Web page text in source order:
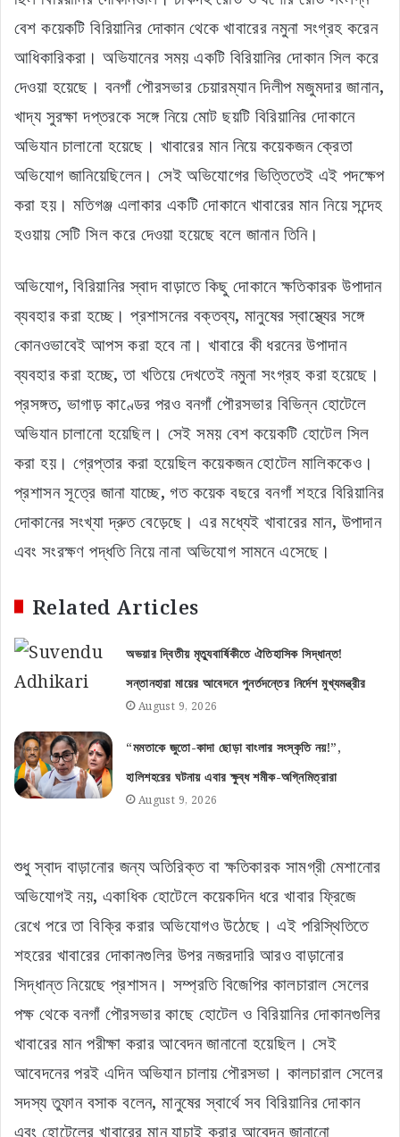
বেশ কয়েকটি বিরিয়ানির দোকান থেকে খাবারের নমুনা সংগ্রহ করেন
আধিকারিকরা। অভিযানের সময় একটি বিরিয়ানির দোকান সিল করে
দেওয়া হয়েছে। বনগাঁ পৌরসভার চেয়ারম্যান দিলীপ মজুমদার জানান,
খাদ্য সুরক্ষা দপ্তরকে সঙ্গে নিয়ে মোট ছয়টি বিরিয়ানির দোকানে
অভিযান চালানো হয়েছে। খাবারের মান নিয়ে কয়েকজন ক্রেতা
অভিযোগ জানিয়েছিলেন। সেই অভিযোগের ভিত্তিতেই এই পদক্ষেপ
করা হয়। মতিগঞ্জ এলাকার একটি দোকানে খাবারের মান নিয়ে সন্দেহ
হওয়ায় সেটি সিল করে দেওয়া হয়েছে বলে জানান তিনি।
অভিযোগ, বিরিয়ানির স্বাদ বাড়াতে কিছু দোকানে ক্ষতিকারক উপাদান
ব্যবহার করা হচ্ছে। প্রশাসনের বক্তব্য, মানুষের স্বাস্থ্যের সঙ্গে
কোনওভাবেই আপস করা হবে না। খাবারে কী ধরনের উপাদান
ব্যবহার করা হচ্ছে, তা খতিয়ে দেখতেই নমুনা সংগ্রহ করা হয়েছে।
প্রসঙ্গত, ভাগাড় কাণ্ডের পরও বনগাঁ পৌরসভার বিভিন্ন হোটেলে
অভিযান চালানো হয়েছিল। সেই সময় বেশ কয়েকটি হোটেল সিল
করা হয়। গ্রেপ্তার করা হয়েছিল কয়েকজন হোটেল মালিককেও।
প্রশাসন সূত্রে জানা যাচ্ছে, গত কয়েক বছরে বনগাঁ শহরে বিরিয়ানির
দোকানের সংখ্যা দ্রুত বেড়েছে। এর মধ্যেই খাবারের মান, উপাদান
এবং সংরক্ষণ পদ্ধতি নিয়ে নানা অভিযোগ সামনে এসেছে।
Related Articles
অভয়ার দ্বিতীয় মৃত্যুবার্ষিকীতে ঐতিহাসিক সিদ্ধান্ত!
সন্তানহারা মায়ের আবেদনে পুনর্তদন্তের নির্দেশ মুখ্যমন্ত্রীর
August 9, 2026
“মমতাকে জুতো-কাদা ছোড়া বাংলার সংস্কৃতি নয়!”,
হালিশহরের ঘটনায় এবার ক্ষুব্ধ শমীক-অগ্নিমিত্রারা
August 9, 2026
শুধু স্বাদ বাড়ানোর জন্য অতিরিক্ত বা ক্ষতিকারক সামগ্রী মেশানোর
অভিযোগই নয়, একাধিক হোটেলে কয়েকদিন ধরে খাবার ফ্রিজে
রেখে পরে তা বিক্রি করার অভিযোগও উঠেছে। এই পরিস্থিতিতে
শহরের খাবারের দোকানগুলির উপর নজরদারি আরও বাড়ানোর
সিদ্ধান্ত নিয়েছে প্রশাসন। সম্প্রতি বিজেপির কালচারাল সেলের
পক্ষ থেকে বনগাঁ পৌরসভার কাছে হোটেল ও বিরিয়ানির দোকানগুলির
খাবারের মান পরীক্ষা করার আবেদন জানানো হয়েছিল। সেই
আবেদনের পরই এদিন অভিযান চালায় পৌরসভা। কালচারাল সেলের
সদস্য তুফান বসাক বলেন, মানুষের স্বার্থে সব বিরিয়ানির দোকান
এবং হোটেলের খাবারের মান যাচাই করার আবেদন জানানো